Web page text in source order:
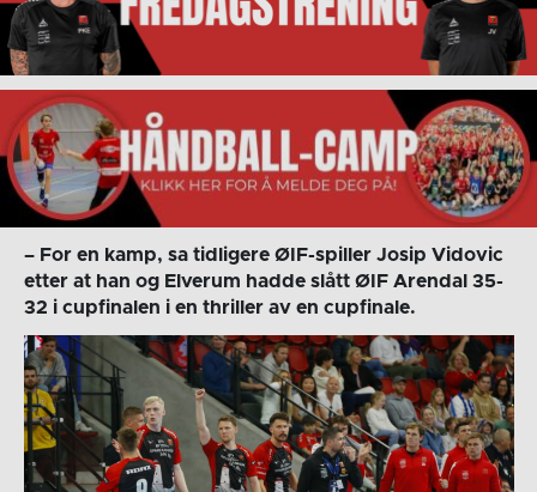
– For en kamp, sa tidligere ØIF-spiller Josip Vidovic
etter at han og Elverum hadde slått ØIF Arendal 35-
32 i cupfinalen i en thriller av en cupfinale.